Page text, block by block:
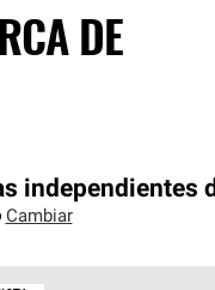
DE
independientes
Cambiar